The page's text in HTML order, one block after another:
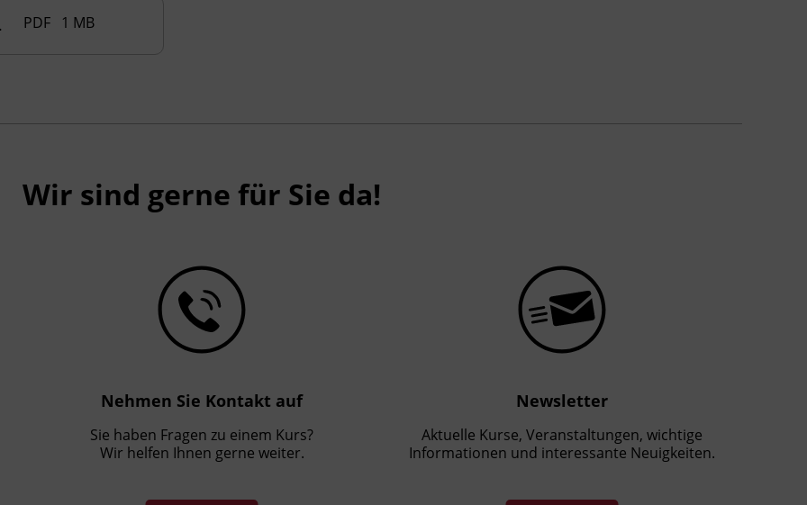
PDF 1 MB
Wir sind gerne für Sie da!
Nehmen Sie Kontakt auf
Sie haben Fragen zu einem Kurs?
Wir helfen Ihnen gerne weiter.
Newsletter
Aktuelle Kurse, Veranstaltungen, wichtige
Informationen und interessante Neuigkeiten.